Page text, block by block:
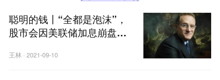
聪明的钱丨“全都是泡沫”，
股市会因美联储加息崩盘
王林· 2021-09-10